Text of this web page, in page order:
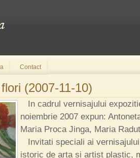
Contact
(2007-11-10)
In cadrul vernisajului
noiembrie 2007 expun:
Maria Proca Jinga, Maria
Invitati speciali ai
istoric de arta si artist plastic,